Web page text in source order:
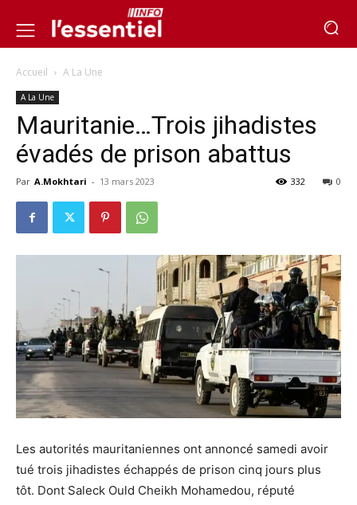
Accueil A La Une
A La Une
Mauritanie…Trois jihadistes
évadés de prison abattus
Par A.Mokhtari - 13 mars 2023 0
332
Les autorités mauritaniennes ont annoncé samedi avoir
tué trois jihadistes échappés de prison cinq jours plus
tôt. Dont Saleck Ould Cheikh Mohamedou, réputé